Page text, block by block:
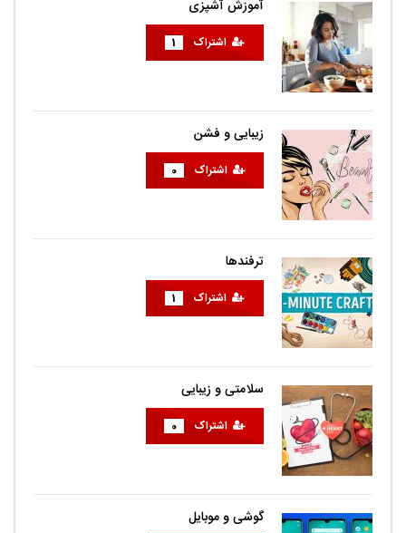
آموزش آشپزی
اشتراک 1
زیبایی و فشن
اشتراک 0
ترفندها
اشتراک 1
سلامتی و زیبایی
اشتراک 0
گوشی و موبایل